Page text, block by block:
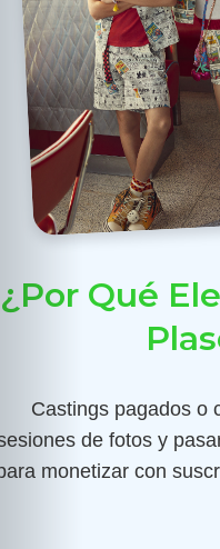
¿Por Qué
Castings pagados o
de fotos y
monetizar con